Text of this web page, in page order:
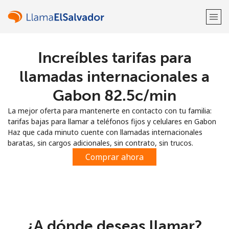
¡Bienvenido!
Regístrate con
Increíbles tarifas para
llamadas internacionales a
Gabon ⁦82.5c⁩/min
La mejor oferta para mantenerte en contacto con tu familia:
tarifas bajas para llamar a teléfonos fijos y celulares en Gabon
Haz que cada minuto cuente con llamadas internacionales
baratas, sin cargos adicionales, sin contrato, sin trucos.
Comprar ahora